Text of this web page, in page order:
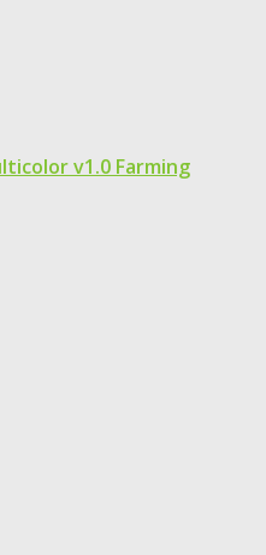
v1.0 Farming